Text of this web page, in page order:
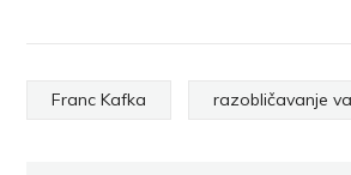
Franc Kafka razobličavanje